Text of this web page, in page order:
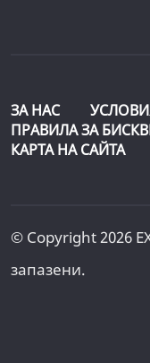
ЗА НАС
ПРАВИЛА ЗА
КАРТА НА САЙТА
© Copyright 2026
запазени.